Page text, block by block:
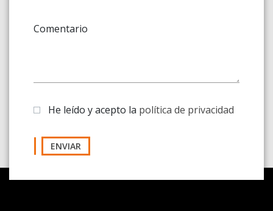
Comentario
He leído y acepto la política de privacidad
ENVIAR